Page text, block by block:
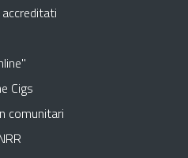
Cigs
comunitari